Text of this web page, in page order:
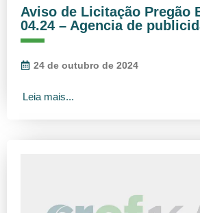
Aviso de Licitação Pregão
04.24 – Agencia de
24 de outubro de 2024
Leia mais...